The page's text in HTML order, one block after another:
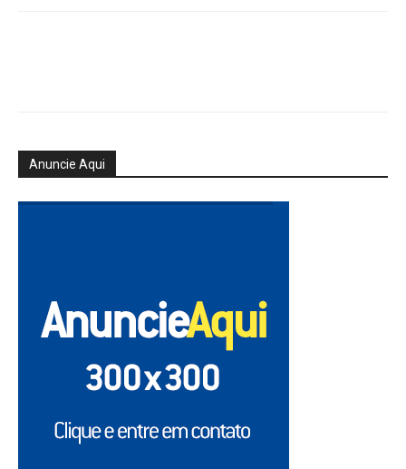
Anuncie Aqui